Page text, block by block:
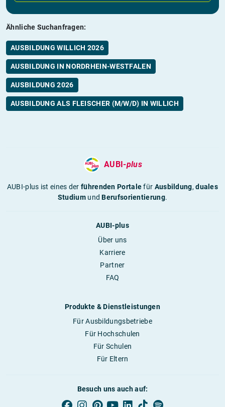
Ähnliche Suchanfragen:
AUSBILDUNG WILLICH 2026
AUSBILDUNG IN NORDRHEIN-WESTFALEN
AUSBILDUNG 2026
AUSBILDUNG ALS FLEISCHER (M/W/D) IN WILLICH
AUBI-plus
AUBI-plus ist eines derführenden Portalefür Ausbildung,duales
StudiumundBerufsorientierung.
AUBI-plus
Über uns
Karriere
Partner
FAQ
Produkte & Dienstleistungen
Für Ausbildungsbetriebe
Für Hochschulen
Für Schulen
Für Eltern
Besuch uns auch auf: